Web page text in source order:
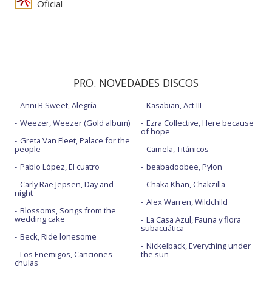
Oficial
PRO. NOVEDADES DISCOS
Anni B Sweet, Alegría
Weezer, Weezer (Gold album)
Greta Van Fleet, Palace for the
people
Pablo López, El cuatro
Carly Rae Jepsen, Day and
night
Blossoms, Songs from the
wedding cake
Beck, Ride lonesome
Los Enemigos, Canciones
chulas
Kasabian, Act III
Ezra Collective, Here because
of hope
Camela, Titánicos
beabadoobee, Pylon
Chaka Khan, Chakzilla
Alex Warren, Wildchild
La Casa Azul, Fauna y flora
subacuática
Nickelback, Everything under
the sun